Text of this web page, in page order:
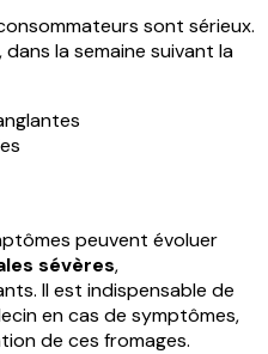
sont sérieux.
la semaine suivant la
peuvent évoluer
sévères,
Il est indispensable de
en cas de symptômes,
de ces fromages.